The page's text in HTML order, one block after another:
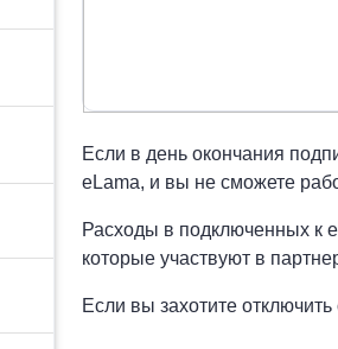
Если в день окончания
eLama, и вы не сможете
Расходы в подключенных к
которые участвуют в
Если вы захотите